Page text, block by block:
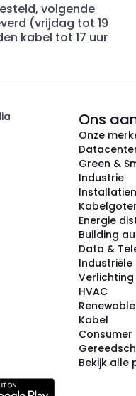
volgende
(vrijdag tot 19
kabel tot 17 uur
Ons
Onze
Green &
Industrie
Energie
Building
Data &
Verlichting
HVAC
Renewable
Kabel
Consumer
Bekijk alle